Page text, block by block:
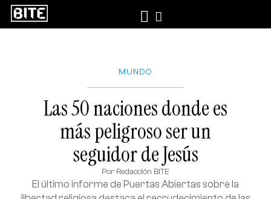
MUNDO
Las 50 naciones donde es
más peligroso ser un
seguidor de Jesús
Por Redacción BITE
El último informe de Puertas Abiertas sobre la